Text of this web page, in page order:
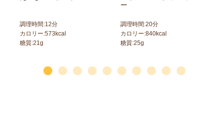
調理時間:12分
カロリー:573 kcal
糖質:21g
ー
調理時間:20分
カロリー:840kcal
糖質:25g